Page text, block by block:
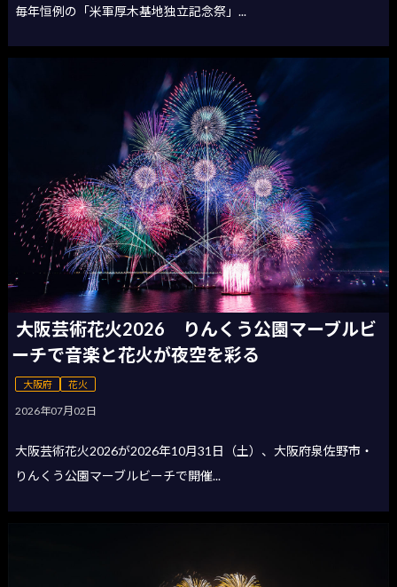
毎年恒例の「米軍厚木基地独立記念祭」...
大阪芸術花火2026 りんくう公園マーブルビ
ーチで音楽と花火が夜空を彩る
大阪府 花火
2026年07月02日
大阪芸術花火2026が2026年10月31日（土）、大阪府泉佐野市・
りんくう公園マーブルビーチで開催...